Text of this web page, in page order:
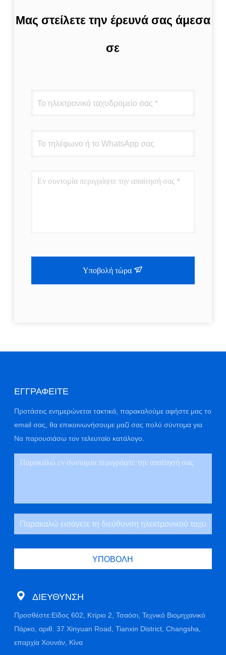
Μας στείλετε την έρευνά σας άμεσα
σε
Υποβολή τώρα
ΕΓΓΡΑΦΕΊΤΕ
Προτάσεις ενημερώνεται τακτικά, παρακαλούμε αφήστε μας το
email σας, θα επικοινωνήσουμε μαζί σας πολύ σύντομα για
Να παρουσιάσω τον τελευταίο κατάλογο.
ΥΠΟΒΟΛΉ
ΔΙΕΎΘΥΝΣΗ
Προσθέστε:Είδος 602, Κτίριο 2, Τσαόσι, Τεχνικό Βιομηχανικό
Πάρκο, αριθ. 37 Xinyuan Road, Tianxin District, Changsha,
επαρχία Χουνάν, Κίνα